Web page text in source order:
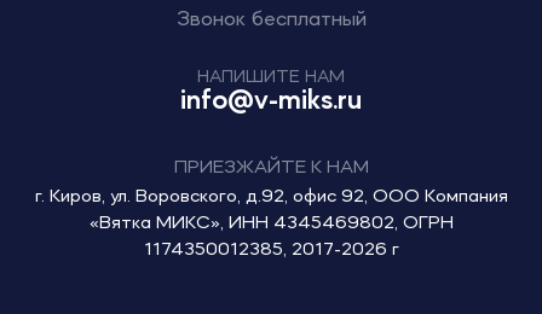
Звонок бесплатный
НАПИШИТЕ НАМ
info@v-miks.ru
ПРИЕЗЖАЙТЕ К НАМ
г. Киров, ул. Воровского, д.92, офис 92, ООО Компания
«Вятка МИКС», ИНН 4345469802, ОГРН
1174350012385, 2017-2026 г